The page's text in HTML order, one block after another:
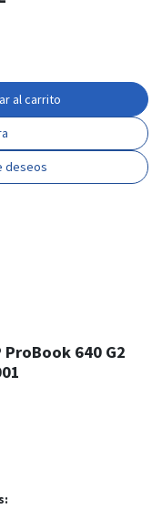
al carrito
deseos
640 G2